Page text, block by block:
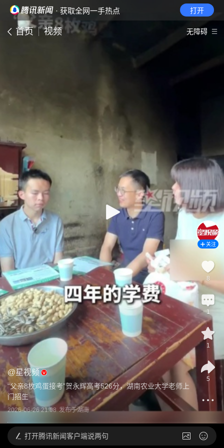
· 获取全网一手热点 打开
首页 视频 无障碍
@星视频
“父亲8枚鸡蛋接考”贺永辉高考526分，湖南农业大学老师上
门招生
2026-06-26 21:08 发布于湖南
关注
8
1
1
5
打开腾讯新闻客户端说两句